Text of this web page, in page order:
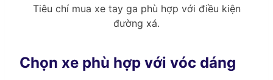
Tiêu chí mua xe tay ga phù hợp với điều kiện
đường xá.
Chọn xe phù hợp với vóc dáng